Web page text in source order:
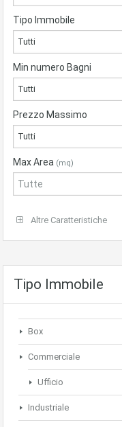
Tipo Immobile
Tutti
Min numero Bagni
Tutti
Prezzo Massimo
Tutti
Max Area (mq)
Altre Caratteristiche
Tipo Immobile
Box
Commerciale
Ufficio
Industriale